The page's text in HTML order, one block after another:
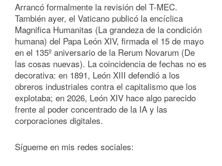
Arrancó formalmente la revisión del T-MEC.
También ayer, el Vaticano publicó la encíclica
Magnifica Humanitas (La grandeza de la condición
humana) del Papa León XIV, firmada el 15 de mayo
en el 135º aniversario de la Rerum Novarum (De
las cosas nuevas). La coincidencia de fechas no es
decorativa: en 1891, León XIII defendió a los
obreros industriales contra el capitalismo que los
explotaba; en 2026, León XIV hace algo parecido
frente al poder concentrado de la IA y las
corporaciones digitales.
Sígueme en mis redes sociales: